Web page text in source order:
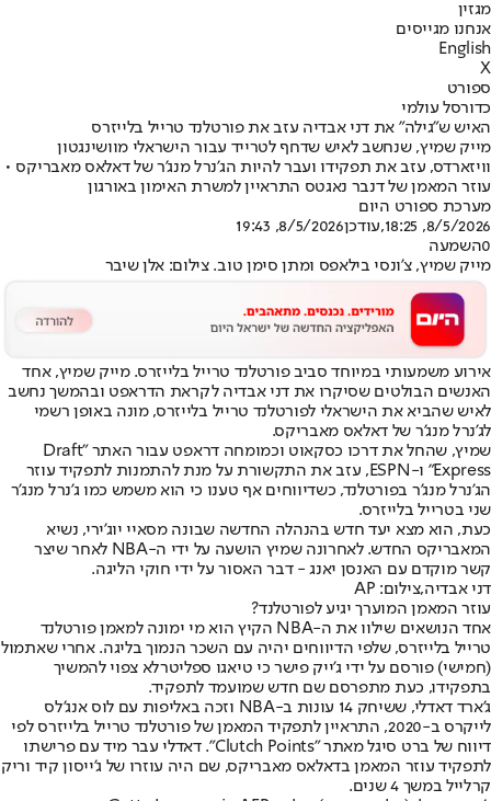
מגזין
אנחנו מגייסים
English
X
ספורט
כדורסל עולמי
האיש ש"גילה" את דני אבדיה עזב את פורטלנד טרייל בלייזרס
מייק שמיץ, שנחשב לאיש שדחף לטרייד עבור הישראלי מוושינגטון
וויזארדס, עזב את תפקידו ועבר להיות הג'נרל מנג'ר של דאלאס מאבריקס •
עוזר המאמן של דנבר נאגטס התראיין למשרת האימון באורגון
מערכת ספורט היום
8/5/2026, 18:25
,עודכן8/5/2026, 19:43
0השמעה
מייק שמיץ, צ'ונסי בילאפס ומתן סימן טוב. צילום: אלן שיבר
אירוע משמעותי במיוחד סביב פורטלנד טרייל בלייזרס. מייק שמיץ, אחד
האנשים הבולטים שסיקרו את דני אבדיה לקראת הדראפט ובהמשך נחשב
לאיש שהביא את הישראלי לפורטלנד טרייל בלייזרס, מונה באופן רשמי
לג'נרל מנג'ר של דאלאס מאבריקס.
שמיץ, שהחל את דרכו כסקאוט וכמומחה דראפט עבור האתר "Draft
Express" ו-ESPN, עזב את התקשורת על מנת להתמנות לתפקיד עוזר
הג'נרל מנג'ר בפורטלנד, כשדיווחים אף טענו כי הוא משמש כמו ג'נרל מנג'ר
שני בטרייל בלייזרס.
כעת, הוא מצא יעד חדש בהנהלה החדשה שבונה מסאיי יוג'ירי, נשיא
המאבריקס החדש. לאחרונה שמיץ הושעה על ידי ה-NBA לאחר שיצר
קשר מוקדם עם האנסן יאנג - דבר האסור על ידי חוקי הליגה.
דני אבדיה,צילום: AP
עוזר המאמן המוערך יגיע לפורטלנד?
אחד הנושאים שילוו את ה-NBA הקיץ הוא מי ימונה למאמן פורטלנד
טרייל בלייזרס, שלפי הדיווחים יהיה עם השכר הנמוך בליגה. אחרי שאתמול
(חמישי) פורסם על ידי ג'ייק פישר כי טיאגו ספליטרלא צפוי להמשיך
בתפקידו, כעת מתפרסם שם חדש שמועמד לתפקיד.
ג'ארד דאדלי, ששיחק 14 עונות ב-NBA וזכה באליפות עם לוס אנג'לס
לייקרס ב-2020, התראיין לתפקיד המאמן של פורטלנד טרייל בלייזרס לפי
דיווח של ברט סיגל מאתר "Clutch Points". דאדלי עבר מיד עם פרישתו
לתפקיד עוזר המאמן בדאלאס מאבריקס, שם היה עוזרו של ג'ייסון קיד וריק
קרלייל במשך 4 שנים.